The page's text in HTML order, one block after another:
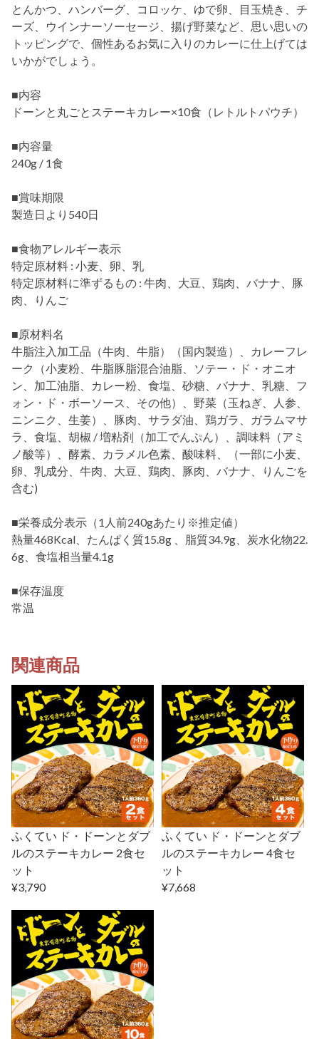
とんかつ、ハンバーグ、コロッケ、ゆで卵、目玉焼き、チ
ーズ、ウインナーソーセージ、揚げ野菜など、思い思いの
トッピングで、個性あるお気に入りのカレーに仕上げては
いかがでしょう。
■内容
ドーンと丸ごとステーキカレー×10食（レトルトパウチ）
■内容量
240g / 1食
■賞味期限
製造日より540日
■食物アレルギー表示
特定原材料 : 小麦、卵、乳
特定原材料に準ずるもの : 牛肉、大豆、鶏肉、バナナ、豚
肉、りんご
■原材料名
牛脂注入加工品（牛肉、牛脂）（国内製造）、カレーフレ
ーク（小麦粉、牛脂豚脂混合油脂、ソテー・ド・オニオ
ン、加工油脂、カレー粉、食塩、砂糖、バナナ、乳糖、フ
ォン・ド・ボーソース、その他）、野菜（玉ねぎ、人参、
ニンニク、生姜）、豚肉、サラダ油、鶏ガラ、ガラムマサ
ラ、食塩、胡椒 / 増粘剤（加工でんぷん）、調味料（アミ
ノ酸等）、酵素、カラメル色素、酸味料、（一部に小麦、
卵、乳成分、牛肉、大豆、鶏肉、豚肉、バナナ、りんごを
含む)
■栄養成分表示（1人前240gあたり※推定値）
熱量468Kcal、たんぱく質15.8g 、脂質34.9g、炭水化物22.
6g、食塩相当量4.1g
■保存温度
常温
関連商品
ふくてい ド・ドーンとダブ
ルのステーキカレー 2食セ
ット
¥3,790
ふくてい ド・ドーンとダブ
ルのステーキカレー 4食セ
ット
¥7,668